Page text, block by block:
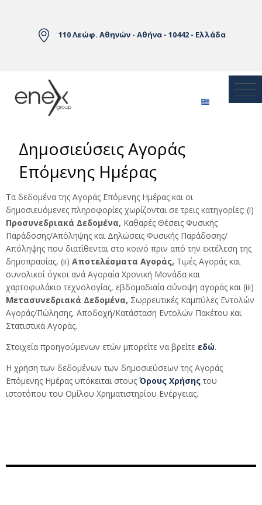
110 Λεώφ. Αθηνών - Αθήνα - 10442 - Ελλάδα
Δημοσιεύσεις Αγοράς
Επόμενης Ημέρας
Τα δεδομένα της Αγοράς Επόμενης Ημέρας και οι
δημοσιευόμενες πληροφορίες χωρίζονται σε τρεις κατηγορίες: (i)
Προσυνεδριακά Δεδομένα, Καθαρές Θέσεις Φυσικής
Παράδοσης/Απόληψης και Δηλώσεις Φυσικής Παράδοσης/
Απόληψης που διατίθενται στο κοινό πριν από την εκτέλεση της
δημοπρασίας, (ii) Αποτελέσματα Αγοράς, Τιμές Αγοράς και
συνολικοί όγκοι ανά Αγοραία Χρονική Μονάδα και
χαρτοφυλάκιο τεχνολογίας, εβδομαδιαία σύνοψη αγοράς και (iii)
Μετασυνεδριακά Δεδομένα, Σωρρευτικές Καμπύλες Εντολών
Αγοράς/Πώλησης, Αποδοχή/Κατάσταση Εντολών Πακέτου και
Στατιστικά Αγοράς.
Στοιχεία προηγούμενων ετών μπορείτε να βρείτε εδώ.
Η χρήση των δεδομένων των δημοσιεύσεων της Αγοράς
Επόμενης Ημέρας υπόκειται στους Όρους Χρήσηςτου
ιστοτόπου του Ομίλου Χρηματιστηρίου Ενέργειας.